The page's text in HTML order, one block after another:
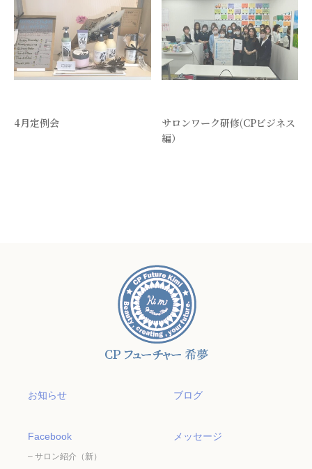
4月定例会
サロンワーク研修(CPビジネス
編）
お知らせ ブログ
Facebook
– サロン紹介（新）
メッセージ